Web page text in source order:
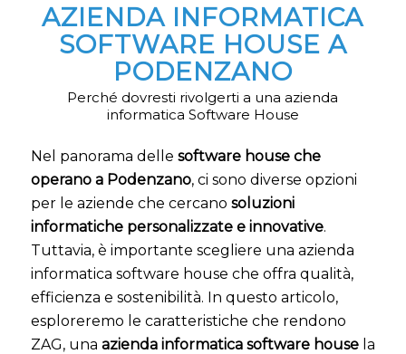
AZIENDA INFORMATICA
SOFTWARE HOUSE A
PODENZANO
Perché dovresti rivolgerti a una azienda
informatica Software House
Nel panorama delle software house che
operano a Podenzano, ci sono diverse opzioni
per le aziende che cercano soluzioni
informatiche personalizzate e innovative.
Tuttavia, è importante scegliere una azienda
informatica software house che offra qualità,
efficienza e sostenibilità. In questo articolo,
esploreremo le caratteristiche che rendono
ZAG, una azienda informatica software house la